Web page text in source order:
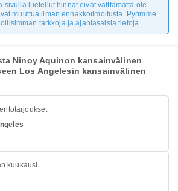
sivulla luetellut hinnat eivät välttämättä ole
muuttua ilman ennakkoilmoitusta. Pyrimme
tarkkoja ja ajantasaisia tietoja.
Ninoy Aquinon kansainvälinen
Los Angelesin kansainvälinen
kuukausi